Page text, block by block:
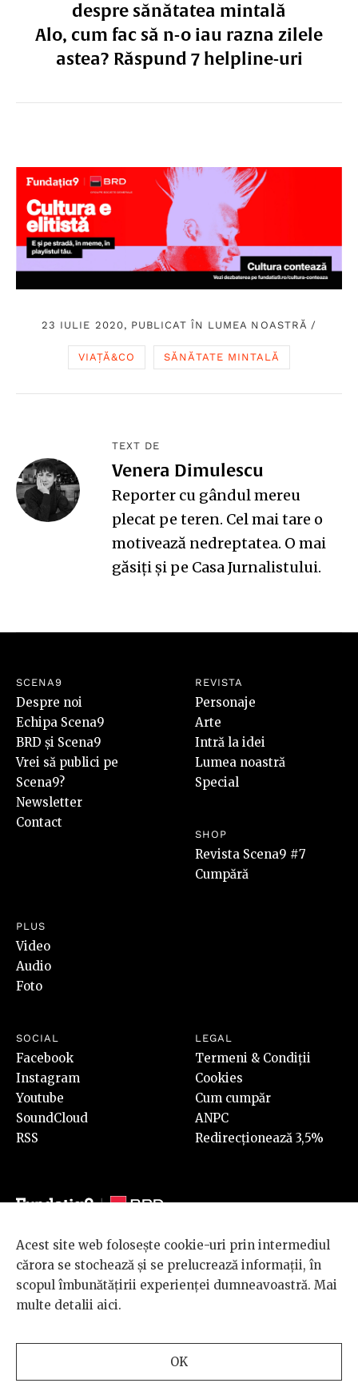
despre sănătatea mintală
Alo, cum fac să n-o iau razna zilele
astea? Răspund 7 helpline-uri
23 IULIE 2020, PUBLICAT ÎN LUMEA NOASTRĂ /
VIAȚĂ&CO SĂNĂTATE MINTALĂ
TEXT DE
Venera Dimulescu
Reporter cu gândul mereu
plecat pe teren. Cel mai tare o
motivează nedreptatea. O mai
găsiți și pe Casa Jurnalistului.
SCENA9
Despre noi
Echipa Scena9
BRD și Scena9
Vrei să publici pe
Scena9?
Newsletter
Contact
REVISTA
Personaje
Arte
Intră la idei
Lumea noastră
Special
SHOP
Revista Scena9 #7
Cumpără
PLUS
Video
Audio
Foto
SOCIAL
Facebook
Instagram
Youtube
SoundCloud
RSS
LEGAL
Termeni & Condiții
Cookies
Cum cumpăr
ANPC
Redirecționează 3,5%
© 2026 BRD Groupe Société Générale, toate drepturile rezervate.
Scena 9 este un proiect sustinut de
BRD GROUPE SOCIÉTÉ
GÉNÉRALE
Acest site web folosește cookie-uri prin intermediul
cărora se stochează și se prelucrează informații, în
scopul îmbunătățirii experienței dumneavoastră. Mai
multe detalii aici.
OK